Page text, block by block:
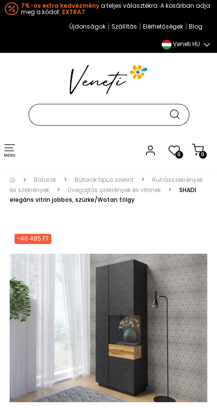
7%-os extra kedvezménya teljes választékra. A kosárban adja
meg a kódot: EXTRA7
Újdonságok | Szállítás | Elérhetőségek | Blog
Veneti HU
0 0
Toggle
navigation
Bútorok Bútorok típus szerint
Ruhásszekrények
és szekrények
Üvegajtós szekrények és vitrinek
SHADI
elegáns vitrin jobbos, szürke/Wotan tölgy
-40 485 FT